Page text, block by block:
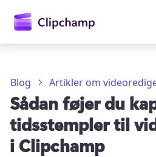
Blog Artikler om
Sådan føjer du
tidsstempler til
i Clipchamp